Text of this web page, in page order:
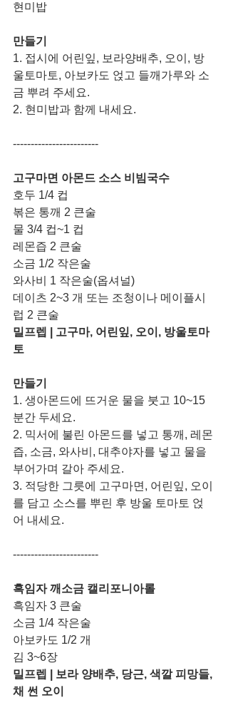
현미밥
만들기
1. 접시에 어린잎, 보라양배추, 오이, 방
울토마토, 아보카도 얹고 들깨가루와 소
금 뿌려 주세요.
2. 현미밥과 함께 내세요.
------------------------
고구마면 아몬드 소스 비빔국수
호두 1/4 컵
볶은 통깨 2 큰술
물 3/4 컵~1 컵
레몬즙 2 큰술
소금 1/2 작은술
와사비 1 작은술(옵셔널)
데이츠 2~3 개 또는 조청이나 메이플시
럽 2 큰술
밀프렙 | 고구마, 어린잎, 오이, 방울토마
토
만들기
1. 생아몬드에 뜨거운 물을 붓고 10~15
분간 두세요.
2. 믹서에 불린 아몬드를 넣고 통깨, 레몬
즙, 소금, 와사비, 대추야자를 넣고 물을
부어가며 갈아 주세요.
3. 적당한 그릇에 고구마면, 어린잎, 오이
를 담고 소스를 뿌린 후 방울 토마토 얹
어 내세요.
------------------------
흑임자 깨소금 캘리포니아롤
흑임자 3 큰술
소금 1/4 작은술
아보카도 1/2 개
김 3~6장
밀프렙 | 보라 양배추, 당근, 색깔 피망들,
채 썬 오이